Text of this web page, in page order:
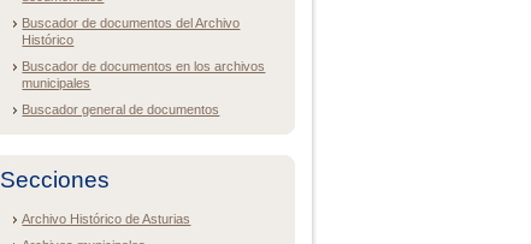
Buscador de documentos del Archivo
Histórico
Buscador de documentos en los archivos
municipales
Buscador general de documentos
Secciones
Archivo Histórico de Asturias